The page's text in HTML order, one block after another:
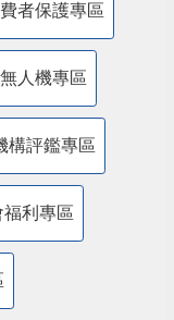
者保護專區
無人機專區
構評鑑專區
利專區